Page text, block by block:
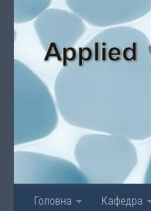
Skip to content
Головна Кафедра